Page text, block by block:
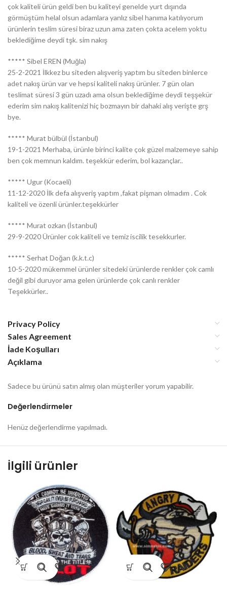
çok kaliteli ürün geldi ben bu kaliteyi genelde yurt dışında
görmüştüm helal olsun adamlara yanlız sibel hanıma katılıyorum
ürünlerin teslim süresi biraz uzun ama zaten çokta acelem yoktu
beklediğime deydi tşk. sim nakış
***** Sibel EREN (Muğla)
25-2-2021 İlkkez bu siteden alışveriş yaptım bu siteden binlerce
adet nakış ürün var ve hepsi kaliteli nakış ürünler. 7 gün olan
teslimat süresi 3 gün uzadı ama olsun beklediğime deydi teşşekür
ederim sim nakış kalitenizi hiç bozmayın bir dahaki alış verişte grş
bye.
***** Murat bülbül (İstanbul)
19-1-2021 Merhaba, ürünle birinci kalite çok güzel malzemeye sahip
ben çok memnun kaldım. teşekkür ederim, bol kazançlar..
***** Ugur (Kocaeli)
11-12-2020 İlk defa alışveriş yaptım ,fakat pişman olmadım . Cok
kaliteli ve özenli ürünler.teşekkürler
***** Murat ozkan (İstanbul)
29-9-2020 Ürünler cok kaliteli ve temiz iscilik tesekkurler.
***** Serhat Doğan (k.k.t.c)
10-5-2020 mükemmel ürünler sitedeki ürünlerde renkler çok camlı
değil gibi duruyor ama gelen ürünlerde çok canlı renkler
Teşekkürler..
Privacy Policy
Sales Agreement
İade Koşulları
Açıklama
Değerlendirmeler
Henüz değerlendirme yapılmadı.
Sadece bu ürünü satın almış olan müşteriler yorum yapabilir.
İlgili ürünler